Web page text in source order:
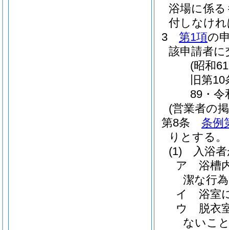
浴場に係
付しなけ
3
第1項の
該申請者
(昭和
旧第
89・令
(営業者の
第8条
条例
りとする。
(1)
入浴
ア
浴槽
潔な行
イ
浴室
ウ
脱衣
ないこ